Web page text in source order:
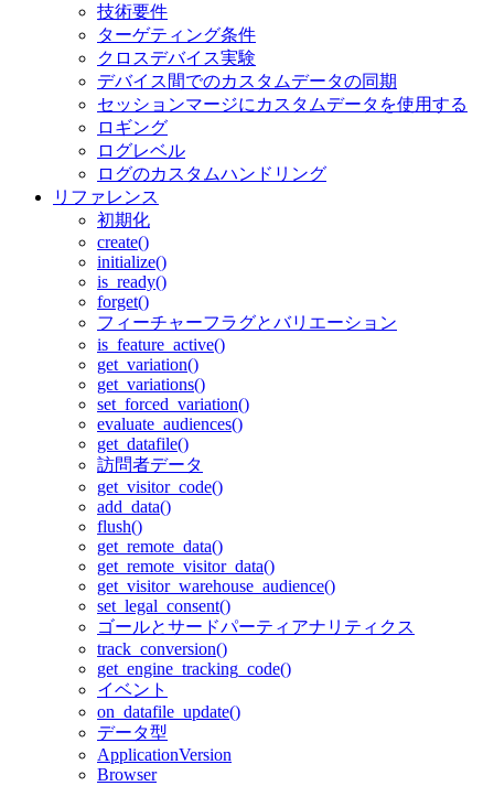
技術要件
ターゲティング条件
クロスデバイス実験
デバイス間でのカスタムデータの同期
セッションマージにカスタムデータを使用する
ロギング
ログレベル
ログのカスタムハンドリング
リファレンス
初期化
create()
initialize()
is_ready()
forget()
フィーチャーフラグとバリエーション
is_feature_active()
get_variation()
get_variations()
set_forced_variation()
evaluate_audiences()
get_datafile()
訪問者データ
get_visitor_code()
add_data()
flush()
get_remote_data()
get_remote_visitor_data()
get_visitor_warehouse_audience()
set_legal_consent()
ゴールとサードパーティアナリティクス
track_conversion()
get_engine_tracking_code()
イベント
on_datafile_update()
データ型
ApplicationVersion
Browser